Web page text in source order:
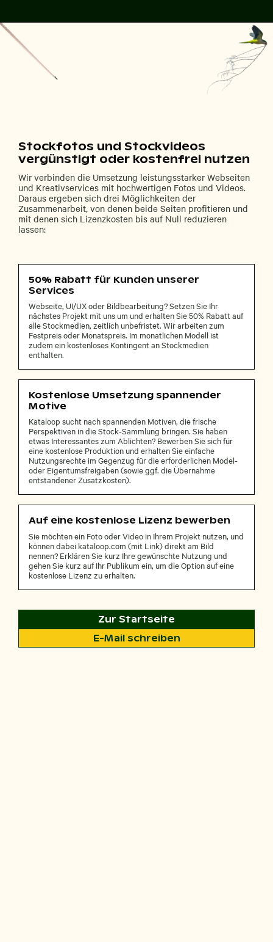
Stockfotos und Stockvideos
vergünstigt oder kostenfrei nutzen
Wir verbinden die Umsetzung leistungsstarker Webseiten
und Kreativservices mit hochwertigen Fotos und Videos.
Daraus ergeben sich drei Möglichkeiten der
Zusammenarbeit, von denen beide Seiten profitieren und
mit denen sich Lizenzkosten bis auf Null reduzieren
lassen:
50% Rabatt für Kunden unserer
Services
Webseite, UI/UX oder Bildbearbeitung? Setzen Sie Ihr
nächstes Projekt mit uns um und erhalten Sie 50% Rabatt auf
alle Stockmedien, zeitlich unbefristet. Wir arbeiten zum
Festpreis oder Monatspreis. Im monatlichen Modell ist
zudem ein kostenloses Kontingent an Stockmedien
enthalten.
Kostenlose Umsetzung spannender
Motive
Kataloop sucht nach spannenden Motiven, die frische
Perspektiven in die Stock-Sammlung bringen. Sie haben
etwas Interessantes zum Ablichten? Bewerben Sie sich für
eine kostenlose Produktion und erhalten Sie einfache
Nutzungsrechte im Gegenzug für die erforderlichen Model-
oder Eigentumsfreigaben (sowie ggf. die Übernahme
entstandener Zusatzkosten).
Auf eine kostenlose Lizenz bewerben
Sie möchten ein Foto oder Video in Ihrem Projekt nutzen, und
können dabei kataloop.com (mit Link) direkt am Bild
nennen? Erklären Sie kurz Ihre gewünschte Nutzung und
gehen Sie kurz auf Ihr Publikum ein, um die Option auf eine
kostenlose Lizenz zu erhalten.
Zur Startseite
E-Mail schreiben